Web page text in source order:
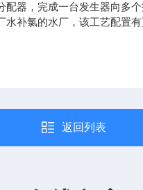
器，完成一台发生器向多
补氯的水厂，该工艺配置有
返回列表